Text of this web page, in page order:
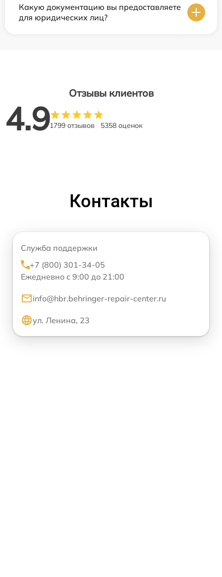
Какую документацию вы предоставляете
для юридических лиц?
Отзывы клиентов
4.91799 отзывов 5358 оценок
Контакты
Служба поддержки
+7 (800) 301-34-05
Ежедневно с 9:00 до 21:00
info@hbr.behringer-repair-center.ru
ул. Ленина, 23